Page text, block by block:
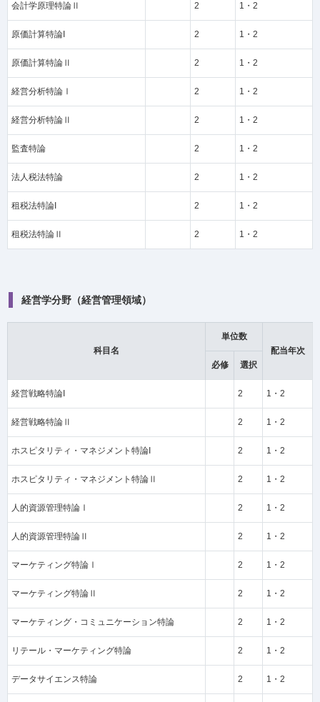
会計学原理特論Ⅱ 2 1・2
原価計算特論I 2 1・2
原価計算特論Ⅱ 2 1・2
経営分析特論Ⅰ 2 1・2
経営分析特論Ⅱ 2 1・2
監査特論 2 1・2
法人税法特論 2 1・2
租税法特論I 2 1・2
租税法特論Ⅱ 2 1・2
経営学分野（経営管理領域）
科目名
単位数
配当年次
必修
選択
経営戦略特論I 2 1・2
経営戦略特論Ⅱ 2 1・2
ホスピタリティ・マネジメント特論I 2 1・2
ホスピタリティ・マネジメント特論Ⅱ 2 1・2
人的資源管理特論Ⅰ 2 1・2
人的資源管理特論Ⅱ 2 1・2
マーケティング特論Ⅰ 2 1・2
マーケティング特論Ⅱ 2 1・2
マーケティング・コミュニケーション特論 2 1・2
リテール・マーケティング特論 2 1・2
データサイエンス特論 2 1・2